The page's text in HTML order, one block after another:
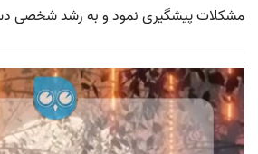
مشکلات پیشگیری نمود و به رشد شخصی